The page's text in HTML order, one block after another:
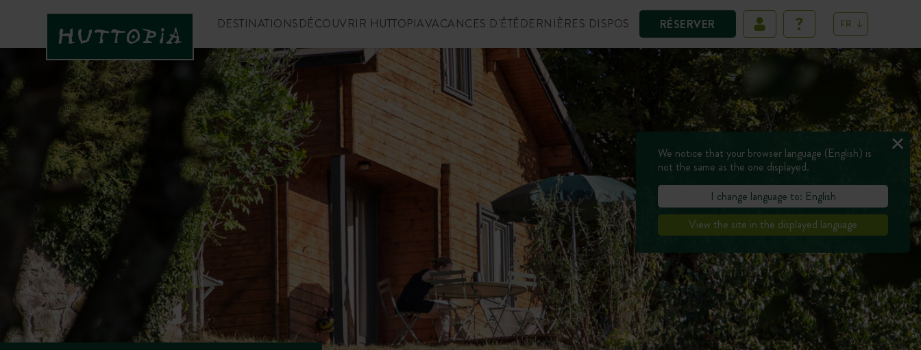
RÉSERVER
DESTINATIONSDÉCOUVRIR HUTTOPIAVACANCES D'ÉTÉDERNIÈRES DISPOS FR
We notice that your browser language (English) is
not the same as the one displayed.
I change language to: English
View the site in the displayed language